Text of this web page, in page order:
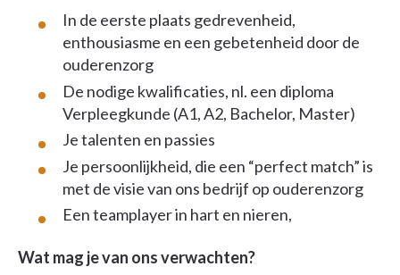
In de eerste plaats gedrevenheid,
enthousiasme en een gebetenheid door de
ouderenzorg
De nodige kwalificaties, nl. een diploma
Verpleegkunde (A1, A2, Bachelor, Master)
Je talenten en passies
Je persoonlijkheid, die een “perfect match” is
met de visie van ons bedrijf op ouderenzorg
Een teamplayer in hart en nieren,
Wat mag je van ons verwachten?